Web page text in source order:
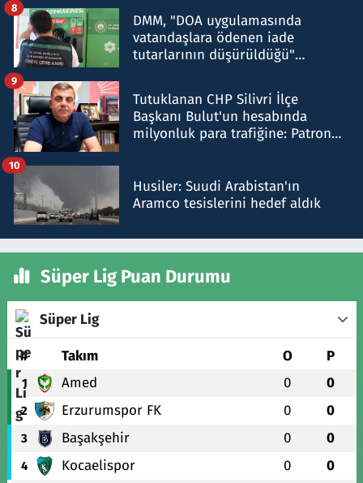
DMM, "DOA uygulamasında
vatandaşlara ödenen iade
tutarlarının düşürüldüğü"
8
Tutuklanan CHP Silivri İlçe
Başkanı Bulut'un hesabında
milyonluk para trafiğine: Patron
9
Husiler: Suudi Arabistan'ın
Aramco tesislerini hedef aldık
10
Süper Lig Puan Durumu
Süper Lig
# Takım O P
1 Amed 0 0
2 Erzurumspor FK 0 0
3 Başakşehir 0 0
4 Kocaelispor 0 0